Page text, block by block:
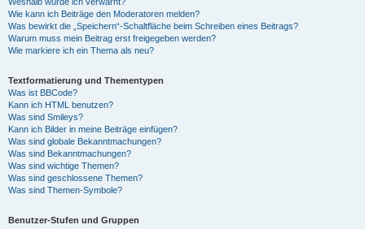
Wie kann ich Beiträge den Moderatoren melden?
Was bewirkt die „Speichern“-Schaltfläche beim Schreiben eines Beitrags?
Warum muss mein Beitrag erst freigegeben werden?
Wie markiere ich ein Thema als neu?
Textformatierung und Thementypen
Was ist BBCode?
Kann ich HTML benutzen?
Was sind Smileys?
Kann ich Bilder in meine Beiträge einfügen?
Was sind globale Bekanntmachungen?
Was sind Bekanntmachungen?
Was sind wichtige Themen?
Was sind geschlossene Themen?
Was sind Themen-Symbole?
Benutzer-Stufen und Gruppen